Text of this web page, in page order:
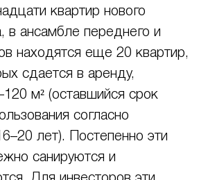
квартир нового
в ансамбле переднего и
находятся еще 20 квартир,
сдается в аренду,
м² (оставшийся срок
согласно
лет). Постепенно эти
санируются и